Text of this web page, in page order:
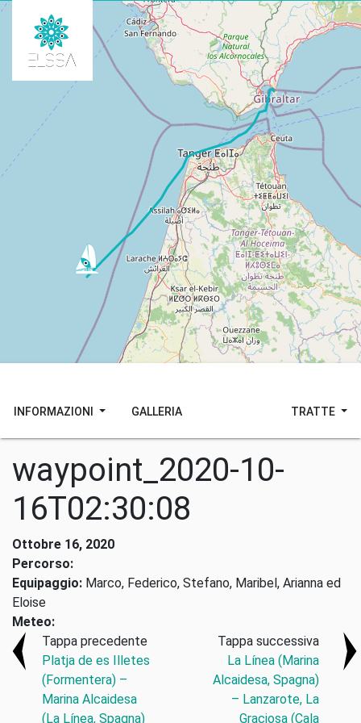
INFORMAZIONI GALLERIA TRATTE
waypoint_2020-10-
16T02:30:08
Ottobre 16, 2020
Percorso:
Equipaggio: Marco, Federico, Stefano, Maribel, Arianna ed
Eloise
Meteo:
Tappa precedente
Platja de es Illetes
(Formentera) –
Marina Alcaidesa
(La Línea, Spagna)
Tappa successiva
La Línea (Marina
Alcaidesa, Spagna)
– Lanzarote, La
Graciosa (Cala